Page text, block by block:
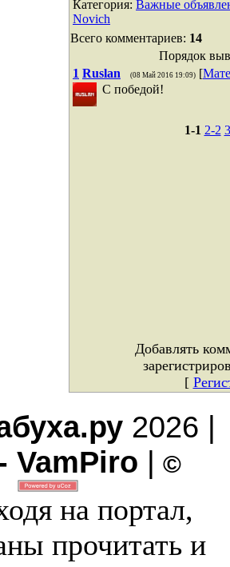
Категория: Важные
Novich
Всего комментариев: 14
Порядок
1 Ruslan (08 Май 2016 19:09) [
C победой!
1-1 2-2
Добавлять
[
2026 |
VamPiro | ©
на портал,
прочитать и